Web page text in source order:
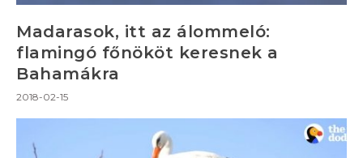
Madarasok, itt az álommeló:
flamingó főnököt keresnek a
Bahamákra
2018-02-15